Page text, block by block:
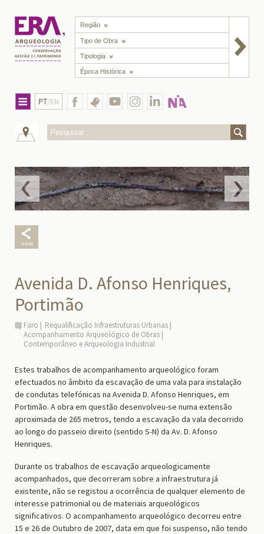
Região
Tipo de Obra
Tipologia
Época Histórica
PT/EN
Avenida D. Afonso Henriques,
Portimão
Faro
Requalificação Infraestruturas Urbanas
Acompanhamento Arqueológico de Obras
Contemporâneo e Arqueologia Industrial
Estes trabalhos de acompanhamento arqueológico foram
efectuados no âmbito da escavação de uma vala para instalação
de condutas telefónicas na Avenida D. Afonso Henriques, em
Portimão. Aobra em questão desenvolveu-se numa extensão
aproximada de 265 metros, tendo a escavação da vala decorrido
ao longo do passeio direito (sentido S-N) da Av. D. Afonso
Henriques.
Durante os trabalhos de escavação arqueologicamente
acompanhados, que decorreram sobre a infraestrutura já
existente, não se registou a ocorrência de qualquer elemento de
interesse patrimonial ou de materiais arqueológicos
significativos. O acompanhamento arqueológico decorreu entre
15 e 26 de Outubro de 2007, data em que foi suspenso, não tendo